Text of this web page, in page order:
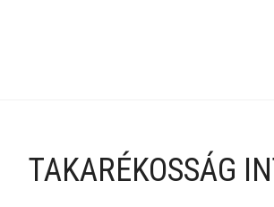
TAKARÉKOSSÁG